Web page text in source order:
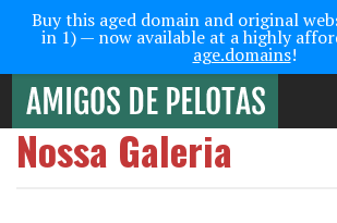
Buy this aged domain and original
in 1) — now available at a highly
age.domains!
Nossa Galeria